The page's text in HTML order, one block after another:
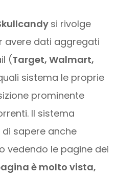
si rivolge
avere dati aggregati
(Target, Walmart,
sistema le proprie
prominente
Il sistema
sapere anche
vedendo le pagine dei
è molto vista,